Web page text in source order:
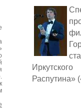
Распутина»